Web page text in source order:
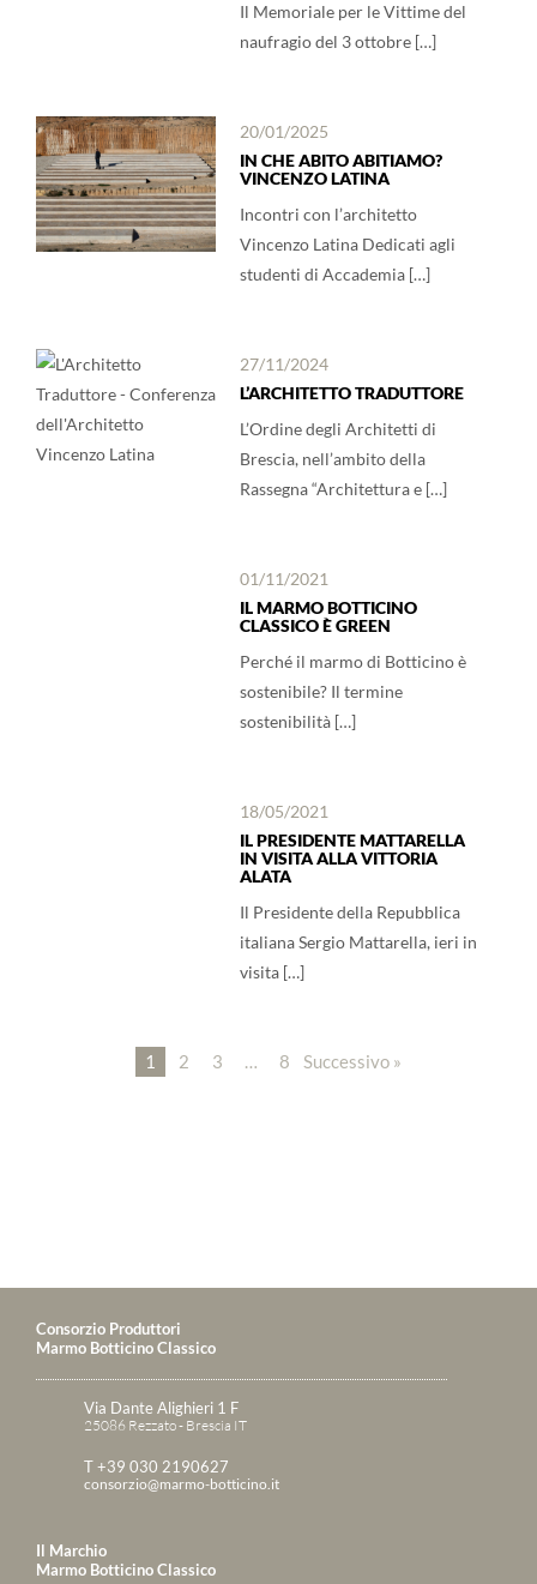
Il Memoriale per le Vittime del
naufragio del 3 ottobre […]
20/01/2025
IN CHE ABITO ABITIAMO?
VINCENZO LATINA
Incontri con l’architetto
Vincenzo Latina Dedicati agli
studenti di Accademia […]
27/11/2024
L’ARCHITETTO TRADUTTORE
L’Ordine degli Architetti di
Brescia, nell’ambito della
Rassegna “Architettura e […]
01/11/2021
IL MARMO BOTTICINO
CLASSICO È GREEN
Perché il marmo di Botticino è
sostenibile? Il termine
sostenibilità […]
18/05/2021
IL PRESIDENTE MATTARELLA
IN VISITA ALLA VITTORIA
ALATA
Il Presidente della Repubblica
italiana Sergio Mattarella, ieri in
visita […]
1 2 3 … 8 Successivo »
Consorzio Produttori
Marmo Botticino Classico
Via Dante Alighieri 1 F
25086 Rezzato - Brescia IT
T +39 030 2190627
consorzio@marmo-botticino.it
Il Marchio
Marmo Botticino Classico